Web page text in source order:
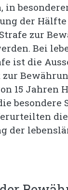
in
der
zur
Bei
ist die
15 Jahren
besondere
der